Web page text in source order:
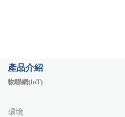
產品介紹
物聯網(loT)
環境